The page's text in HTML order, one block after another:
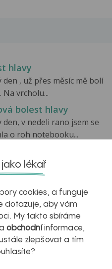
hlavy
den , už přes měsíc mě bolí
Na vrcholu...
bolest hlavy
den, v nedeli rano jsem se
o roh notebooku...
prosím dotaz k prudké
bolesti hlavy....
lékař
cookies, a funguje
dotazuje, aby vám
My takto sbíráme
obchodníinformace,
zlepšovat a tím